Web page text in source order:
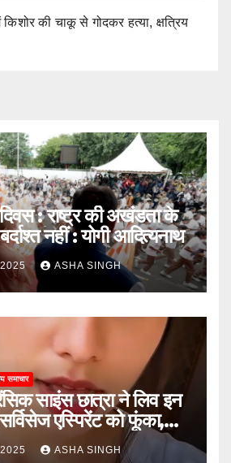
किशोर की चाकू से गोदकर हत्या, क्षत्रिय
दिवस : राष्ट्र की अखंडता के
नहीं : योगी आदित्यनाथ
2025 ASHA SINGH
समाचार
साइंस छात्रा ने लिव इन
सर्विसेज एस्पिरेंट को फूंका,
ASHA SINGH